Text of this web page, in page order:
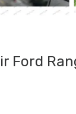
Ford